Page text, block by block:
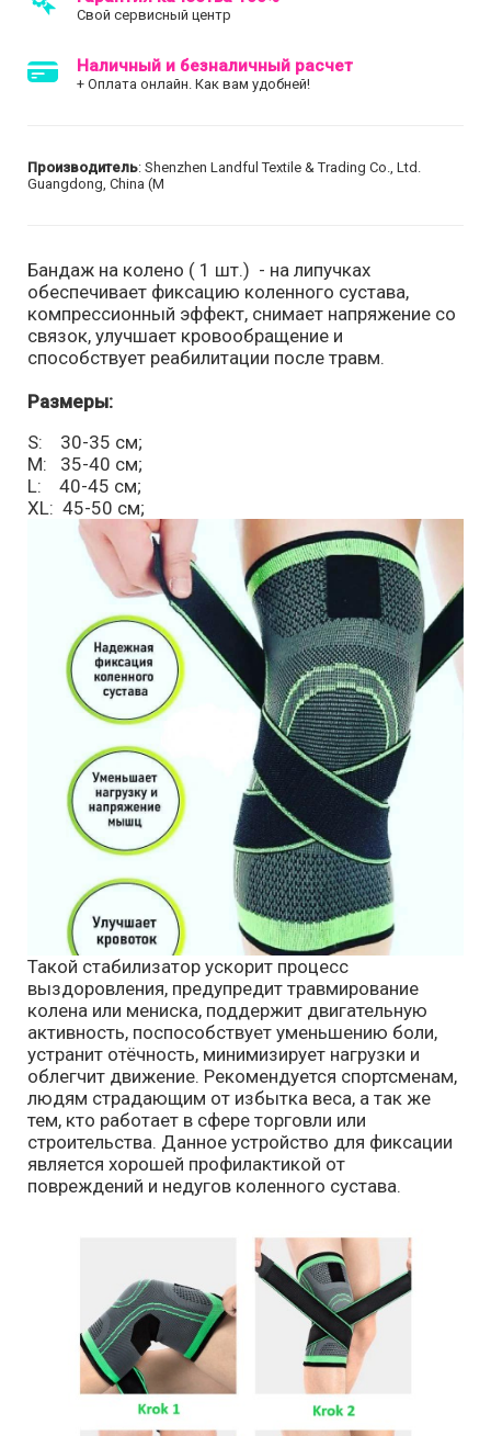
Свой сервисный центр
Наличный и безналичный расчет
+ Оплата онлайн. Как вам удобней!
Производитель: Shenzhen Landful Textile & Trading Co., Ltd.
Guangdong, China (M
Бандаж на колено ( 1 шт.) - на липучках
обеспечивает фиксацию коленного сустава,
компрессионный эффект, снимает напряжение со
связок, улучшает кровообращение и
способствует реабилитации после травм.
Размеры:
S: 30-35 см;
M: 35-40 см;
L: 40-45 см;
XL: 45-50 см;
Такой стабилизатор ускорит процесс
выздоровления, предупредит травмирование
колена или мениска, поддержит двигательную
активность, поспособствует уменьшению боли,
устранит отёчность, минимизирует нагрузки и
облегчит движение. Рекомендуется спортсменам,
людям страдающим от избытка веса, а так же
тем, кто работает в сфере торговли или
строительства. Данное устройство для фиксации
является хорошей профилактикой от
повреждений и недугов коленного сустава.